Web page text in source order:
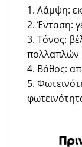
1. Λάμψη:
2. Ένταση:
3. Τόνος:
4. Βάθος:
5.